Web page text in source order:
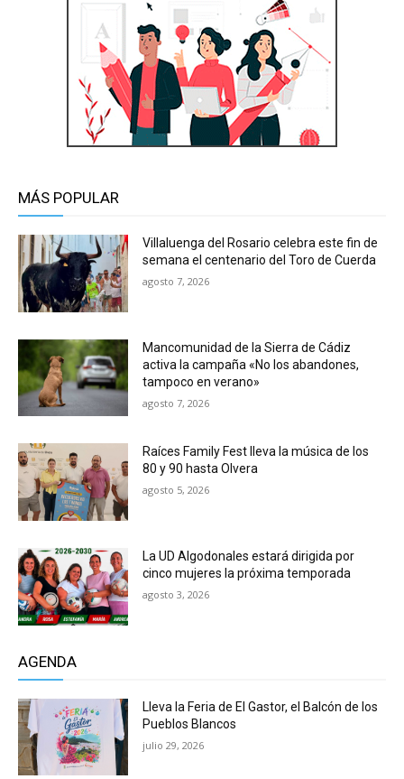
MÁS POPULAR
Villaluenga del Rosario celebra este fin de
semana el centenario del Toro de Cuerda
agosto 7, 2026
Mancomunidad de la Sierra de Cádiz
activa la campaña «No los abandones,
tampoco en verano»
agosto 7, 2026
Raíces Family Fest lleva la música de los
80 y 90 hasta Olvera
agosto 5, 2026
La UD Algodonales estará dirigida por
cinco mujeres la próxima temporada
agosto 3, 2026
AGENDA
Lleva la Feria de El Gastor, el Balcón de los
Pueblos Blancos
julio 29, 2026